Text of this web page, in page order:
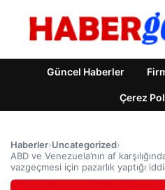
Güncel Haberler
Çerez
Haberler›Uncategorized›
ABD ve Venezuela’nın af
vazgeçmesi için pazarlık yaptığı